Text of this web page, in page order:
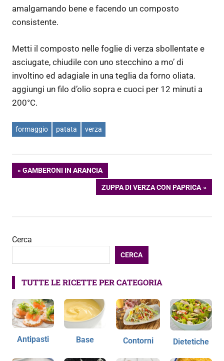
amalgamando bene e facendo un composto
consistente.
Metti il composto nelle foglie di verza sbollentate e
asciugate, chiudile con uno stecchino a mo’ di
involtino ed adagiale in una teglia da forno oliata.
aggiungi un filo d’olio sopra e cuoci per 12 minuti a
200°C.
formaggio patata verza
Navigazione
ARTICOLO
GAMBERONI IN ARANCIA
ARTICOLO
SUCCESSIVO:
ZUPPA DI VERZA CON PAPRICA
Cerca
CERCA
TUTTE LE RICETTE PER CATEGORIA
Antipasti Base Contorni Dietetiche